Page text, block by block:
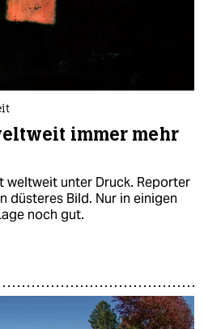
immer mehr
weltweit unter Druck. Reporter
düsteres Bild. Nur in einigen
noch gut.